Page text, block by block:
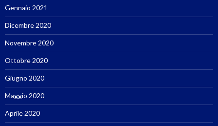
Gennaio 2021
Dicembre 2020
Novembre 2020
Ottobre 2020
Giugno 2020
Maggio 2020
Aprile 2020